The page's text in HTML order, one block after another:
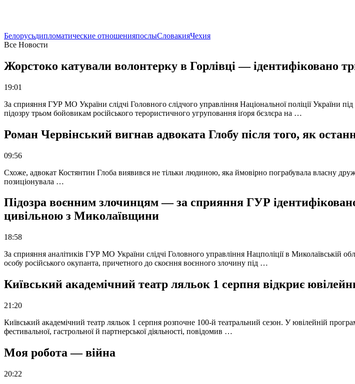
Белорусьдипломатические отношенияпослыСловакияЧехия
Все Новости
Жорстоко катували волонтерку в Горлівці — ідентифіковано
19:01
За сприяння ГУР МО України слідчі Головного слідчого управління Національної поліції України
підозру трьом бойовикам російського терористичного угруповання іґоря бєзлєра на …
Роман Червінський вигнав адвоката Глобу після того, як
09:56
Схоже, адвокат Костянтин Глоба виявився не тільки людиною, яка ймовірно пограбувала власну
позиціонувала …
Підозра воєнним злочинцям — за сприяння ГУР
цивільною з Миколаївщини
18:58
За сприяння аналітиків ГУР МО України слідчі Головного управління Нацполіції в Миколаївській
особу російського окупанта, причетного до скоєння воєнного злочину під …
Київський академічний театр ляльок 1 серпня відкриє
21:20
Київський академічний театр ляльок 1 серпня розпочне 100-й театральний сезон. У ювілейній
фестивальної, гастрольної й партнерської діяльності, повідомив …
Моя робота — війна
20:22